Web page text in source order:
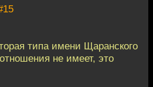
типа имени Щаранского
не имеет, это